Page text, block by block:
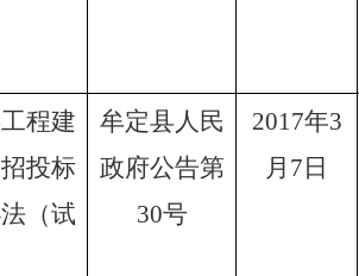
程建
投标
（试
牟定县人民
政府公告第
30号
2017年3
月 7 日